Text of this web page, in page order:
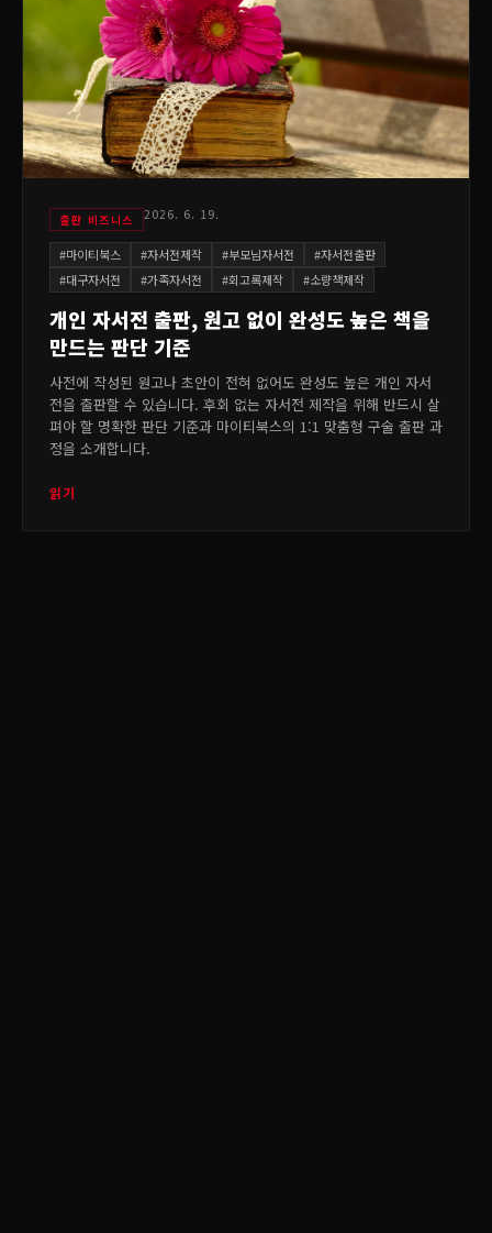
출판 비즈니스 2026. 6. 19.
#마이티북스 #자서전제작 #부모님자서전 #자서전출판
#대구자서전 #가족자서전 #회고록제작 #소량책제작
개인 자서전 출판, 원고 없이 완성도 높은 책을
만드는 판단 기준
사전에 작성된 원고나 초안이 전혀 없어도 완성도 높은 개인 자서
전을 출판할 수 있습니다. 후회 없는 자서전 제작을 위해 반드시 살
펴야 할 명확한 판단 기준과 마이티북스의 1:1 맞춤형 구술 출판 과
정을 소개합니다.
읽기